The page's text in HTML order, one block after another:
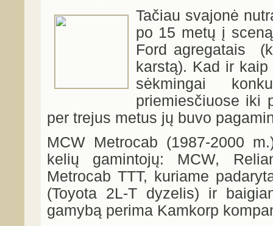
Tačiau svajonė
po 15 metų į
Ford agregatais
karstą). Kad ir
sėkmingai
priemiesčiuose iki
per trejus metus jų buvo
MCW Metrocab (1987-2000
kelių gamintojų: MCW,
Metrocab TTT, kuriame
(Toyota 2L-T dyzelis) ir
gamybą perima Kamkorp